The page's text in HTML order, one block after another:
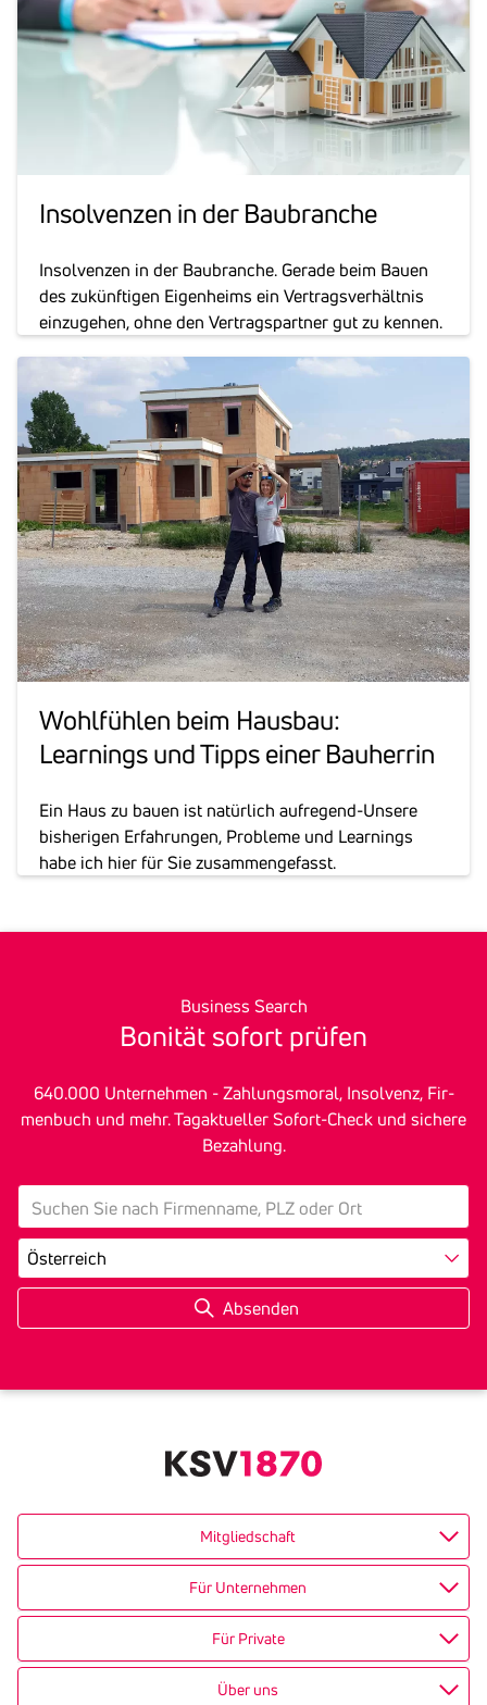
Insol­venzen in der Baubranche
Insolvenzen in der Baubranche. Gerade beim Bauen
des zukünftigen Eigenheims ein Vertragsverhältnis
einzugehen, ohne den Vertragspartner gut zu kennen.
Wohl­fühlen beim Hausbau:
Learnings und Tipps einer Bauherrin
Ein Haus zu bauen ist natürlich aufregend-Unsere
bisherigen Erfahrungen, Probleme und Learnings
habe ich hier für Sie zusammengefasst.
Business Search
Bonität sofort prüfen
640.000 Unter­nehmen - Zah­lungs­mo­ral, In­sol­venz, Fir­
men­buch und mehr. Tagak­tu­eller Sofort-Check und sichere
Bezah­lung.
search
Land
Mitgliedschaft
Für Unternehmen
Für Private
Über uns